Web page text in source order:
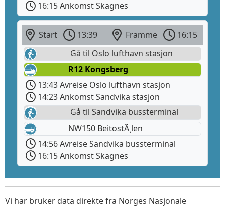
16:15 Ankomst Skagnes
Start 13:39 Framme
16:15
Gå til Oslo lufthavn stasjon
R12 Kongsberg
13:43 Avreise Oslo lufthavn stasjon
14:23 Ankomst Sandvika stasjon
Gå til Sandvika bussterminal
NW150 BeitostÃ¸len
14:56 Avreise Sandvika bussterminal
16:15 Ankomst Skagnes
Vi har bruker data direkte fra Norges Nasjonale